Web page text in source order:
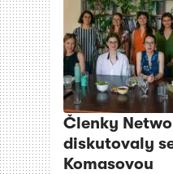
Členky
diskutovaly
Komasovou